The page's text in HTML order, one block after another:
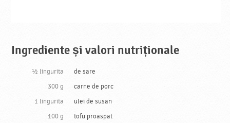
Ingrediente și valori nutriționale
½ lingurita de sare
300 g carne de porc
1 lingurita ulei de susan
100 g tofu proaspat